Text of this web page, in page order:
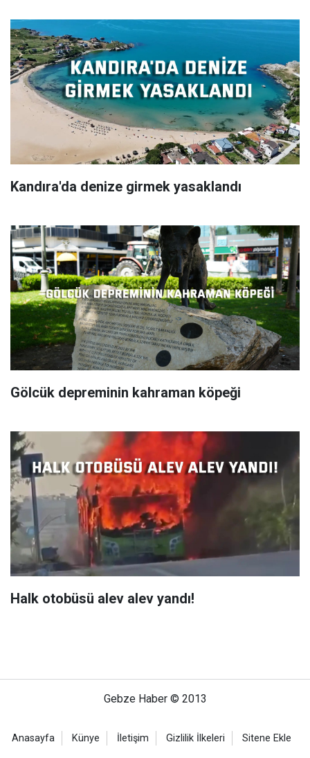
Kandıra'da denize girmek yasaklandı
Gölcük depreminin kahraman köpeği
Halk otobüsü alev alev yandı!
Gebze Haber © 2013
Anasayfa Künye İletişim Gizlilik İlkeleri Sitene Ekle